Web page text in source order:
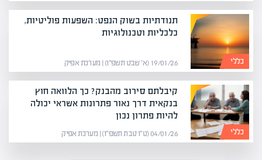
כללי
תנודתיות בשוק הנפט: השפעות פוליטיות,
כלכליות וטכנולוגיות
19/01/26 (א׳ שבט תשפ״ו) | מערכת אפיק
כללי
קיבלתם סירוב מהבנק? כך הלוואה חוץ
בנקאית דרך נאור פתרונות אשראי יכולה
להיות פתרון נכון
04/01/26 (ט״ו טבת תשפ״ו) | מערכת אפיק